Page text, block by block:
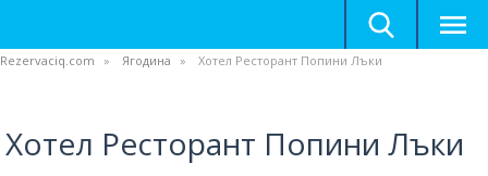
Rezervaciq.com Ягодина Хотел Ресторант Попини Лъки
Хотел Ресторант Попини Лъки